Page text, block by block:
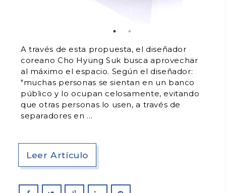
A través de esta propuesta, el diseñador
coreano Cho Hyung Suk busca aprovechar
al máximo el espacio. Según el diseñador:
"muchas personas se sientan en un banco
público y lo ocupan celosamente, evitando
que otras personas lo usen, a través de
separadores en
Leer Artículo